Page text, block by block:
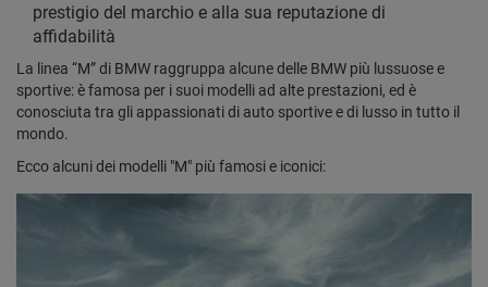
prestigio del marchio e alla sua reputazione di
affidabilità
La linea “M” di BMW raggruppa alcune delle BMW più lussuose e
sportive: è famosa per i suoi modelli ad alte prestazioni, ed è
conosciuta tra gli appassionati di auto sportive e di lusso in tutto il
mondo.
Ecco alcuni dei modelli "M" più famosi e iconici: